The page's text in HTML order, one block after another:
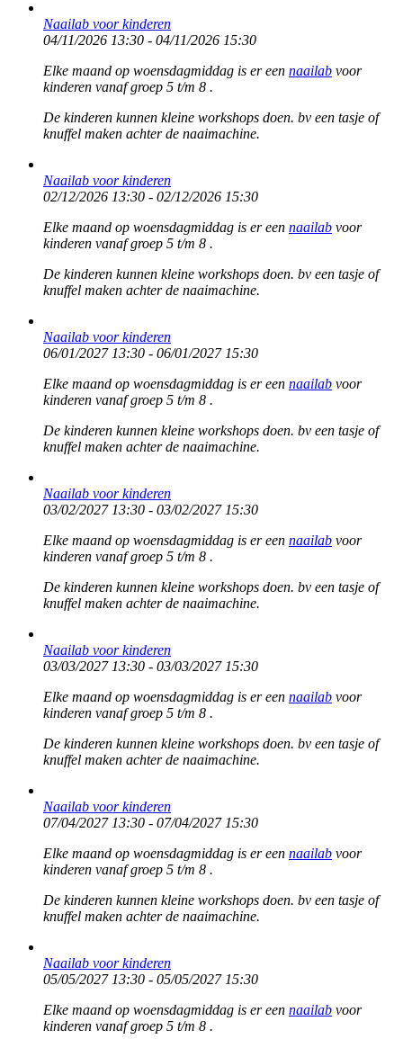
Naailab voor kinderen
04/11/2026 13:30 - 04/11/2026 15:30
Elke maand op woensdagmiddag is er een naailab voor
kinderen vanaf groep 5 t/m 8 .
De kinderen kunnen kleine workshops doen. bv een tasje of
knuffel maken achter de naaimachine.
Naailab voor kinderen
02/12/2026 13:30 - 02/12/2026 15:30
Elke maand op woensdagmiddag is er een naailab voor
kinderen vanaf groep 5 t/m 8 .
De kinderen kunnen kleine workshops doen. bv een tasje of
knuffel maken achter de naaimachine.
Naailab voor kinderen
06/01/2027 13:30 - 06/01/2027 15:30
Elke maand op woensdagmiddag is er een naailab voor
kinderen vanaf groep 5 t/m 8 .
De kinderen kunnen kleine workshops doen. bv een tasje of
knuffel maken achter de naaimachine.
Naailab voor kinderen
03/02/2027 13:30 - 03/02/2027 15:30
Elke maand op woensdagmiddag is er een naailab voor
kinderen vanaf groep 5 t/m 8 .
De kinderen kunnen kleine workshops doen. bv een tasje of
knuffel maken achter de naaimachine.
Naailab voor kinderen
03/03/2027 13:30 - 03/03/2027 15:30
Elke maand op woensdagmiddag is er een naailab voor
kinderen vanaf groep 5 t/m 8 .
De kinderen kunnen kleine workshops doen. bv een tasje of
knuffel maken achter de naaimachine.
Naailab voor kinderen
07/04/2027 13:30 - 07/04/2027 15:30
Elke maand op woensdagmiddag is er een naailab voor
kinderen vanaf groep 5 t/m 8 .
De kinderen kunnen kleine workshops doen. bv een tasje of
knuffel maken achter de naaimachine.
Naailab voor kinderen
05/05/2027 13:30 - 05/05/2027 15:30
Elke maand op woensdagmiddag is er een naailab voor
kinderen vanaf groep 5 t/m 8 .